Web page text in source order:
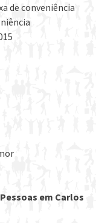
de conveniência
Pessoas em Carlos